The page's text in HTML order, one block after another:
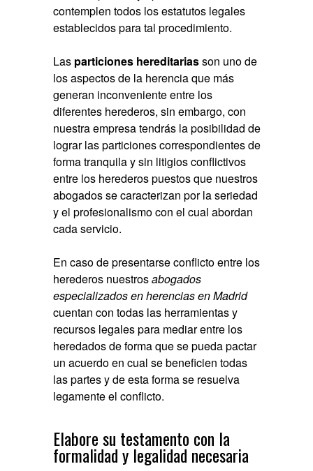
contemplen todos los estatutos legales
establecidos para tal procedimiento.
Las particiones hereditariasson uno de
los aspectos de la herencia que más
generan inconveniente entre los
diferentes herederos, sin embargo, con
nuestra empresa tendrás la posibilidad de
lograr las particiones correspondientes de
forma tranquila y sin litigios conflictivos
entre los herederos puestos que nuestros
abogados se caracterizan por la seriedad
y el profesionalismo con el cual abordan
cada servicio.
En caso de presentarse conflicto entre los
herederos nuestrosabogados
especializados en herencias en Madrid
cuentan con todas las herramientas y
recursos legales para mediar entre los
heredados de forma que se pueda pactar
un acuerdo en cual se beneficien todas
las partes y de esta forma se resuelva
legamente el conflicto.
Elabore su testamento con la
formalidad y legalidad necesaria